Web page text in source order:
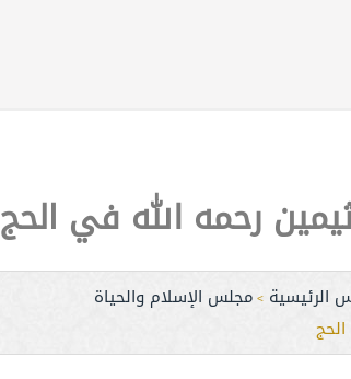
رحمه الله في الحج
الرئيسية > مجلس الإسلام والحياة